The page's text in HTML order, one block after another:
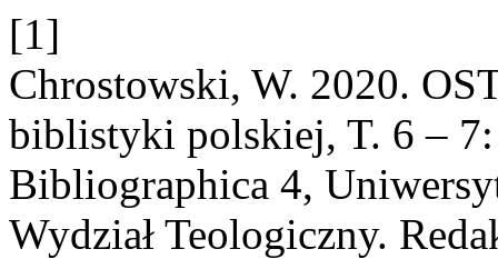
[1]
Chrostowski, W. 2020.
biblistyki polskiej, T. 6 –
Bibliographica 4,
Wydział Teologiczny.